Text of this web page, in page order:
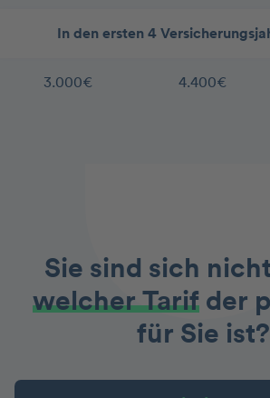
In den ersten 4
3.000€ 4.400€
Sie sind sich
welcher Tarifder
für Sie ist?